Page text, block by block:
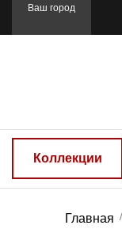
Ваш город
Коллекции
Главная